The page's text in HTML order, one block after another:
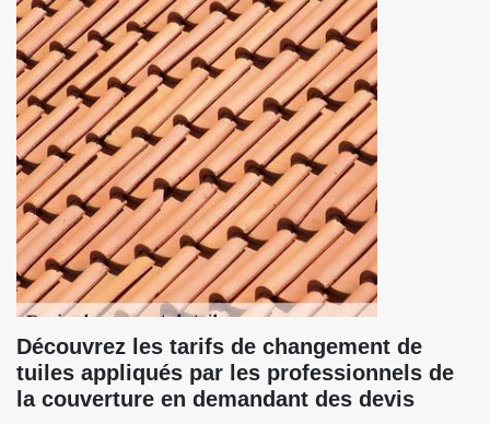
Découvrez les tarifs de changement de
tuiles appliqués par les professionnels de
la couverture en demandant des devis